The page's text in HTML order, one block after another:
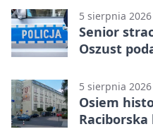
5 sierpnia 2026
Senior
Oszust
5 sierpnia 2026
Osiem